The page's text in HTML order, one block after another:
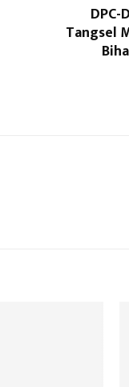
DPC-
Tangsel